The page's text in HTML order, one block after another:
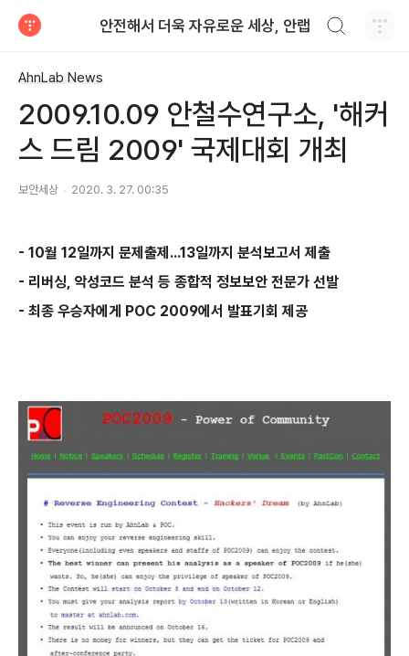
안전해서 더욱 자유로운 세상, 안랩
AhnLab News
2009.10.09 안철수연구소, '해커
스 드림 2009' 국제대회 개최
보안세상 2020. 3. 27. 00:35
- 10월 12일까지 문제출제 ...13일까지 분석보고서 제출
- 리버싱, 악성코드 분석 등 종합적 정보보안 전문가 선발
- 최종 우승자에게 POC 2009에서 발표기회 제공